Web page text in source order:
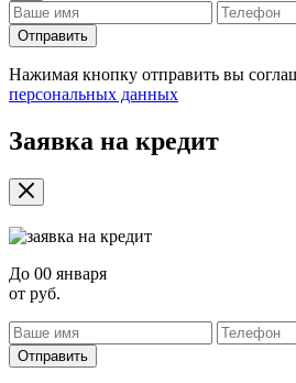
Отправить
Нажимая кнопку отправить вы
персональных данных
Заявка на кредит
До 00 января
от руб.
Отправить